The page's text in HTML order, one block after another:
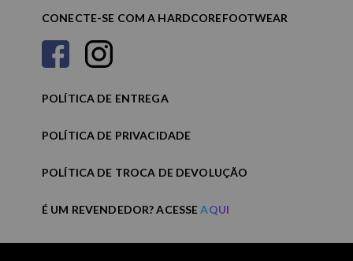
CONECTE-SE COM A HARDCOREFOOTWEAR
POLÍTICA DE ENTREGA
POLÍTICA DE PRIVACIDADE
POLÍTICA DE TROCA DE DEVOLUÇÃO
É UM REVENDEDOR? ACESSEAQUI